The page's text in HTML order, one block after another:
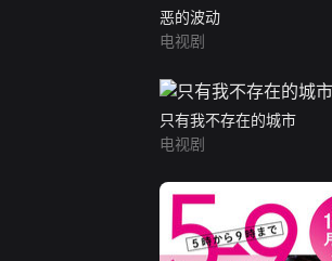
恶的波动
电视剧
只有我不存在的城市
电视剧